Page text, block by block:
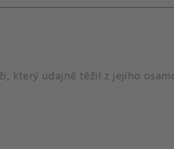
který údajně těžil z jejího